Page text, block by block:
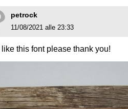
petrock
11/08/2021 alle 23:33
this font please thank you!